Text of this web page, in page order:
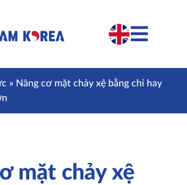
» Nâng cơ mặt chảy xệ bằng chỉ hay
mặt chảy xệ